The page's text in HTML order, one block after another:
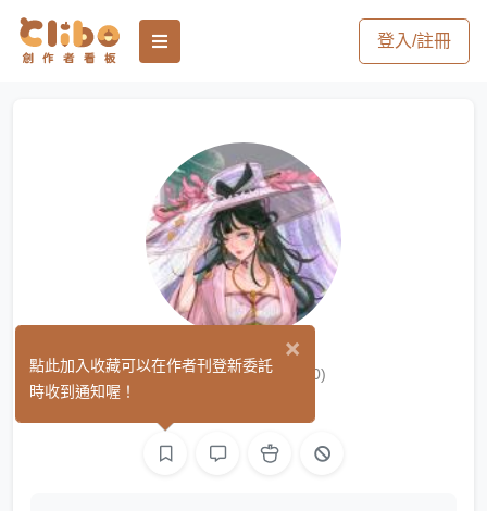
登入/註冊
劍謫仙的貓 (0)
×
點此加入收藏可以在作者刊登新委託
時收到通知喔！